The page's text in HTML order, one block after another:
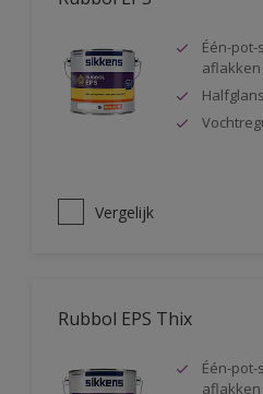
Één-
Halfglans
Vergelijk
Rubbol EPS Thix
Één-